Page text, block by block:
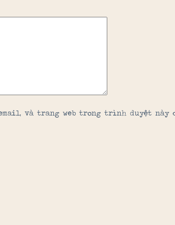
và trang web trong trình duyệt